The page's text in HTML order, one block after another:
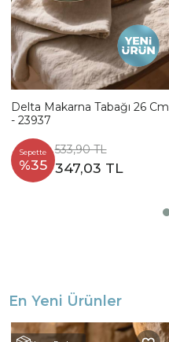
Delta Makarna Tabağı 26 Cm
- 23937
Sepette
%35
533,90 TL
347,03 TL
En Yeni Ürünler